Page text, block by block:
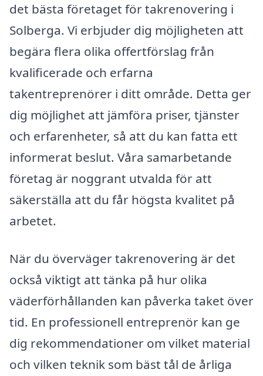
det bästa företaget för takrenovering i
Solberga. Vi erbjuder dig möjligheten att
begära flera olika offertförslag från
kvalificerade och erfarna
takentreprenörer i ditt område. Detta ger
dig möjlighet att jämföra priser, tjänster
och erfarenheter, så att du kan fatta ett
informerat beslut. Våra samarbetande
företag är noggrant utvalda för att
säkerställa att du får högsta kvalitet på
arbetet.
När du överväger takrenovering är det
också viktigt att tänka på hur olika
väderförhållanden kan påverka taket över
tid. En professionell entreprenör kan ge
dig rekommendationer om vilket material
och vilken teknik som bäst tål de årliga